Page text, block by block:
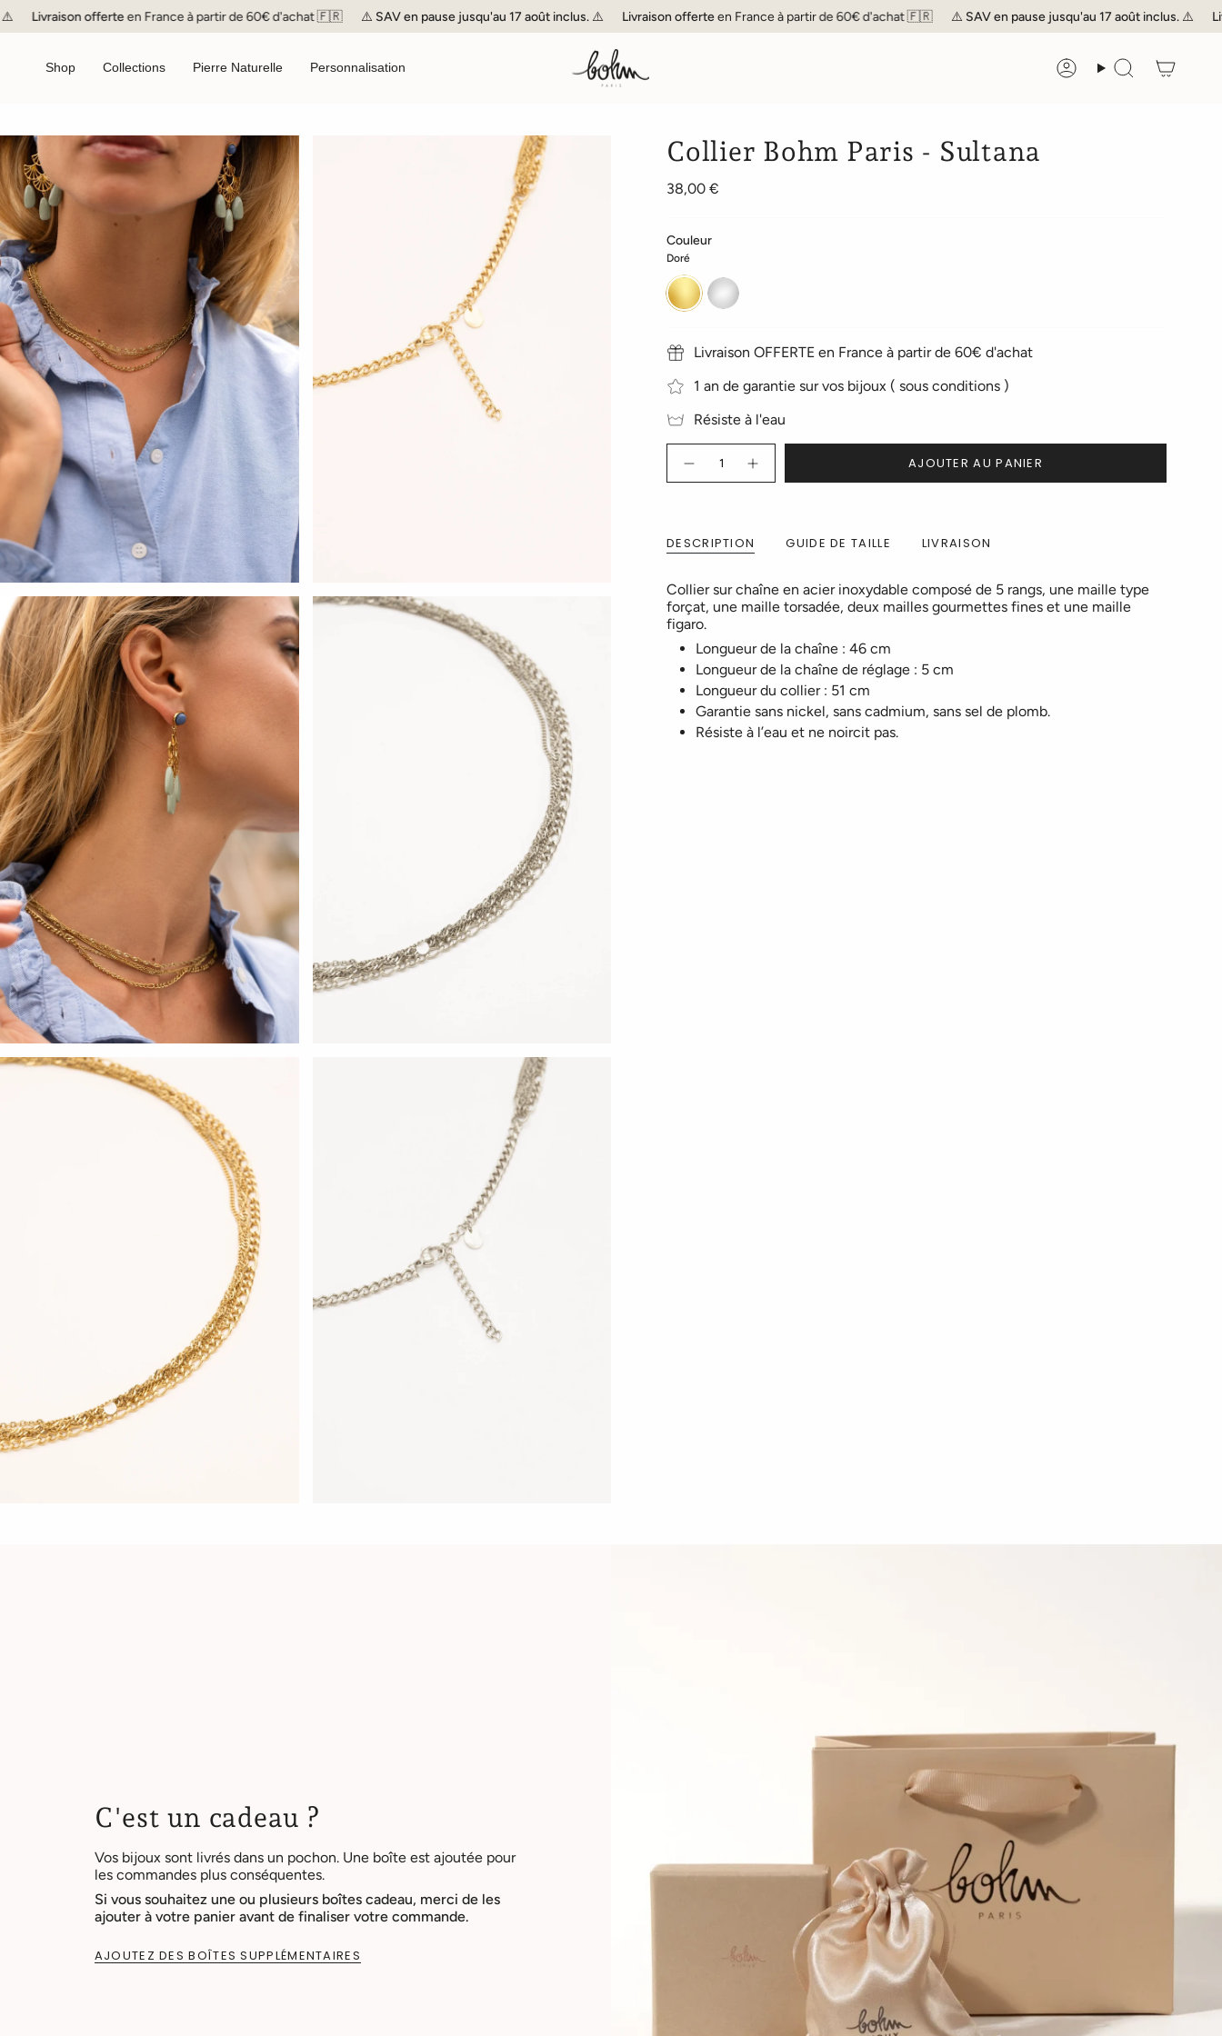
Passer
au
offerteen France à partir de 60€ d'achat 🇫🇷 ⚠️SAVen pause jusqu'au 17 août inclus. ⚠️ Livraison offerteen France à partir de 60€ d'achat 🇫🇷 ⚠️SAVen pause jusqu'au 17 août inclus. ⚠️
Shop Collections Pierre Naturelle Personnalisation
CompteRecherche
Collier Bohm Paris - Sultana
38,00 €
Couleur
Doré
Doré
Argenté
Livraison OFFERTE en France à partir de 60€ d'achat
1 an de garantie sur vos bijoux ( sous conditions )
Résiste à l'eau
AJOUTER AU PANIER
DESCRIPTION GUIDE DE TAILLE LIVRAISON
Collier sur chaîne en acier inoxydable composé de 5 rangs, une maille type
forçat, une maille torsadée, deux mailles gourmettes fines et une maille
figaro.
Longueur de la chaîne : 46 cm
Longueur de la chaîne de réglage : 5 cm
Longueur du collier : 51 cm
Garantie sans nickel, sans cadmium, sans sel de plomb.
Résiste à l’eau et ne noircit pas.
C'est un cadeau ?
Vos bijoux sont livrés dans un pochon. Une boîte est ajoutée pour
les commandes plus conséquentes.
Si vous souhaitez une ou plusieurs boîtes cadeau, merci de les
ajouter à votre panier avant de finaliser votre commande.
AJOUTEZ DES BOÎTES SUPPLÉMENTAIRES